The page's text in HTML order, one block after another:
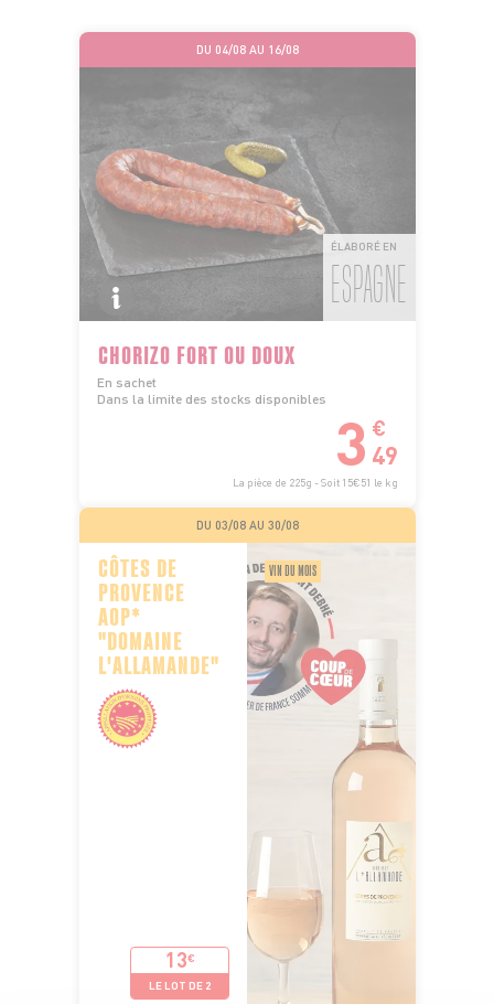
DU 04/08 AU 16/08
ÉLABORÉ EN
ESPAGNE
CHORIZO FORT OU DOUX
En sachet
Dans la limite des stocks disponibles
3 €
49
La pièce de 225g - Soit 15€51 le kg
DU 03/08 AU 30/08
CÔTES DE
PROVENCE
AOP*
"DOMAINE
L'ALLAMANDE"
13€
LE LOT DE 2
VIN DU MOIS